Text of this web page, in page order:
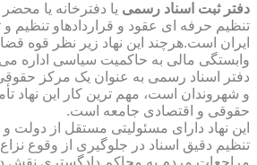
دفتر ثبت اسناد رسمی یا دفترخانه یا
تنظیم حرفه ای عقود و قراردادهاو تنظیم
ایران است.هرچند این نهاد زیر نظر قوه
وابستگی مالی به حاکمیت سیاسی اداره
دفتر اسناد رسمی به عنوان یک مرکز
و شهروندان است، مهم ترین کار این نهاد
حقوقی و اقتصادی جامعه است.
این نهاد دارای مسئولیتی مستقل از دولت
تنظیم دقیق اسناد در جلوگیری از وقوع